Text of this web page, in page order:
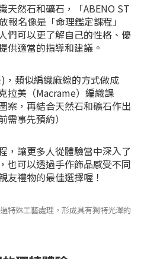
天然石和礦石，「ABENO ST
報名像是「命理鑑定課程」
們可以更了解自己的性格、優
供適當的指導和建議。
類似編織麻線的方式做成
拉美（Macrame）編織課
案，再結合天然石和礦石作出
事先預約）
，讓更多人從體驗當中深入了
也可以透過手作飾品感受不同
友禮物的最佳選擇喔！
特殊工藝處理，形成具有獨特光澤的